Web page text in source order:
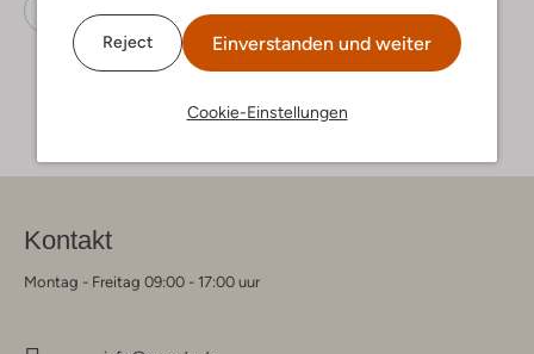
Reject Einverstanden und weiter
Cookie-Einstellungen
Sneaker Low Blackstone Leder
Kontakt
Montag - Freitag 09:00 - 17:00 uur